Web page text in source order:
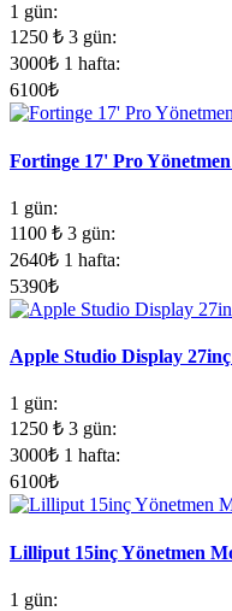
1 gün:
1250 ₺ 3 gün:
3000₺ 1 hafta:
6100₺
Fortinge 17' Pro
1 gün:
1100 ₺ 3 gün:
2640₺ 1 hafta:
5390₺
Apple Studio Display
1 gün:
1250 ₺ 3 gün:
3000₺ 1 hafta:
6100₺
Lilliput 15inç Yönetmen
1 gün: